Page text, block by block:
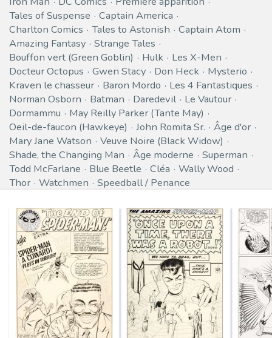
Tales of Suspense
Captain America
Charlton Comics
Tales to Astonish
Captain Atom
Amazing Fantasy
Strange Tales
Bouffon vert (Green Goblin)
Hulk
Les X-Men
Docteur Octopus
Gwen Stacy Don Heck
Mysterio
Kraven le chasseur
Baron Mordo
Les 4 Fantastiques
Norman Osborn
Batman Daredevil
Le Vautour
Dormammu
May Reilly Parker (Tante May)
Oeil-de-faucon (Hawkeye)
John Romita Sr.
Âge d'or
Mary Jane Watson
Veuve Noire (Black Widow)
Shade, the Changing Man
Âge moderne
Superman
Todd McFarlane
Blue Beetle Cléa
Wally Wood
Thor
Watchmen Speedball / Penance